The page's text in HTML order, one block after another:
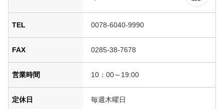
TEL 0078-6040-9990
FAX 0285-38-7678
営業時間 10：00～19:00
定休日 毎週木曜日